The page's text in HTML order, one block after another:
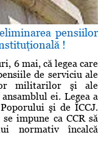
pensiilor
!
6 mai, că legea care
de serviciu ale
militarilor şi ale
ei. Legea a
şi de ÎCCJ.
impune ca CCR să
normativ încalcă